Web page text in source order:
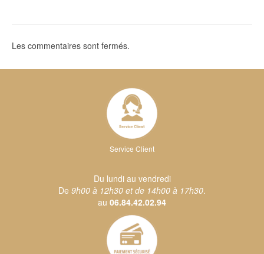
Les commentaires sont fermés.
Service Client
Du lundi au vendredi
De 9h00 à 12h30 et de 14h00 à 17h30.
au 06.84.42.02.94